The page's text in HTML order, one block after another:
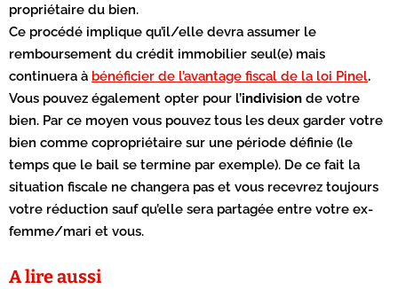
propriétaire du bien.
Ce procédé implique qu’il/elle devra assumer le
remboursement du crédit immobilier seul(e) mais
continuera à bénéficier de l’avantage fiscal de la loi Pinel.
Vous pouvez également opter pour l’indivision de votre
bien. Par ce moyen vous pouvez tous les deux garder votre
bien comme copropriétaire sur une période définie (le
temps que le bail se termine par exemple). De ce fait la
situation fiscale ne changera pas et vous recevrez toujours
votre réduction sauf qu’elle sera partagée entre votre ex-
femme/mari et vous.
A lire aussi